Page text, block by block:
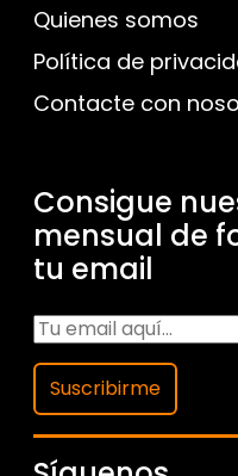
Quienes somos
Política de
Contacte con
Consigue
mensual de
tu email
Suscribirme